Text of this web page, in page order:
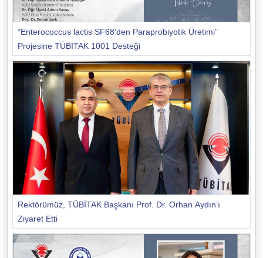
“Enterococcus lactis SF68’den Paraprobiyotik Üretimi”
Projesine TÜBİTAK 1001 Desteği
Rektörümüz, TÜBİTAK Başkanı Prof. Dr. Orhan Aydın’ı
Ziyaret Etti